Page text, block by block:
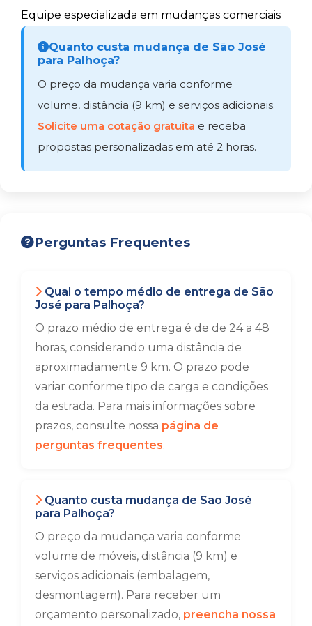
Equipe especializada em mudanças comerciais
Quanto custa mudança de São José
para Palhoça?
O preço da mudança varia conforme
volume, distância (9 km) e serviços adicionais.
Solicite uma cotação gratuita e receba
propostas personalizadas em até 2 horas.
Perguntas Frequentes
Qual o tempo médio de entrega de São
José para Palhoça?
O prazo médio de entrega é de de 24 a 48
horas, considerando uma distância de
aproximadamente 9 km. O prazo pode
variar conforme tipo de carga e condições
da estrada. Para mais informações sobre
prazos, consulte nossa página de
perguntas frequentes.
Quanto custa mudança de São José
para Palhoça?
O preço da mudança varia conforme
volume de móveis, distância (9 km) e
serviços adicionais (embalagem,
desmontagem). Para receber um
orçamento personalizado, preencha nossa